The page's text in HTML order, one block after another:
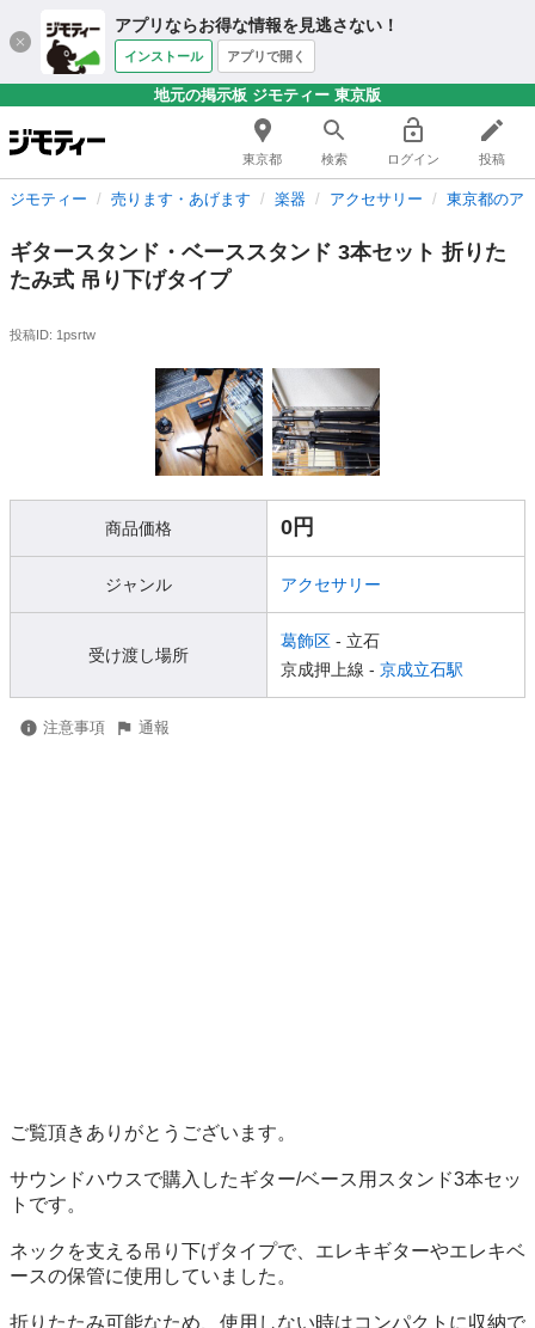
アプリならお得な情報を見逃さない！
インストール アプリで開く
地元の掲示板 ジモティー 東京版
東京都 検索 ログイン 投稿
ジモティー 売ります・あげます 楽器 アクセサリー 東京都のア
ギタースタンド・ベーススタンド 3本セット 折りた
たみ式 吊り下げタイプ
投稿ID: 1psrtw
商品価格 0円
ジャンル アクセサリー
受け渡し場所
葛飾区 - 立石
京成押上線 - 京成立石駅
注意事項 通報
ご覧頂きありがとうございます。
サウンドハウスで購入したギター/ベース用スタンド3本セッ
トです。
ネックを支える吊り下げタイプで、エレキギターやエレキベ
ースの保管に使用していました。
折りたたみ可能なため、使用しない時はコンパクトに収納で